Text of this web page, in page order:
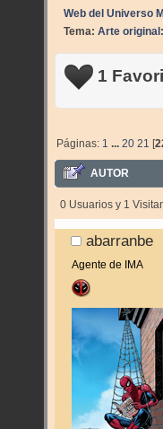
Web del Universo
Tema: Arte
1
Páginas: 1 ...20 21 [
AUTOR
0 Usuarios y 1
abarranbe
Agente de IMA